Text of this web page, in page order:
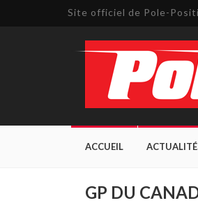
Site officiel de Pole-
ACCUEIL
GP DU